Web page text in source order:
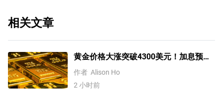
相关文章
黄金价格大涨突破4300美元！加息预期
降温叠加央行购金，未来继续涨？
作者 Alison Ho
2 小时前